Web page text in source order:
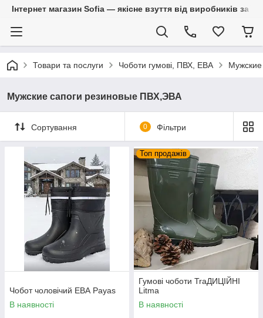
Інтернет магазин Sofia — якісне взуття від виробників за
Товари та послуги Чоботи гумові, ПВХ, ЕВА
Мужские сапоги резиновые ПВХ,ЭВА
Сортування 0 Фільтри
Чобот чоловічий ЕВА Payas
В наявності
Топ продажів
Гумові чоботи TraДИЦІЙНІ
Litma
В наявності